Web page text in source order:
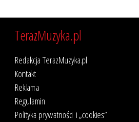
TerazMuzyka.pl
Redakcja TerazMuzyka.pl
Kontakt
Reklama
Regulamin
Polityka prywatności i „cookies”